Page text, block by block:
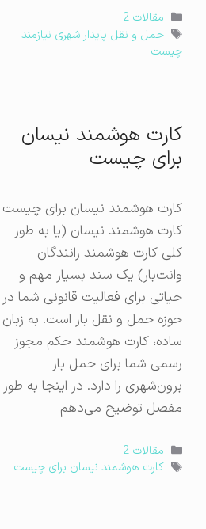
دسته‌ها
مقالات 2
برچسب‌ها
حمل و نقل پایدار شهری نیازمند
چیست
کارت هوشمند نیسان
برای چیست
کارت هوشمند نیسان برای چیست
کارت هوشمند نیسان (یا به طور
کلی کارت هوشمند رانندگان
وانت‌بار) یک سند بسیار مهم و
حیاتی برای فعالیت قانونی شما در
حوزه حمل و نقل بار است. به زبان
ساده، کارت هوشمند حکم مجوز
رسمی شما برای حمل بار
برون‌شهری را دارد. در اینجا به طور
مفصل توضیح می‌دهم
دسته‌ها
مقالات 2
برچسب‌ها
کارت هوشمند نیسان برای چیست